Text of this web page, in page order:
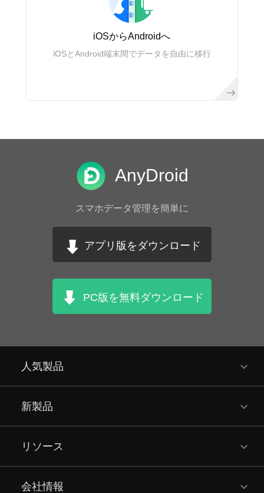
iOSからAndroidへ
iOSとAndroid端末間でデータを自由に移行
AnyDroid
スマホデータ管理を簡単に
アプリ版をダウンロード
PC版を無料ダウンロード
人気製品
新製品
リソース
会社情報